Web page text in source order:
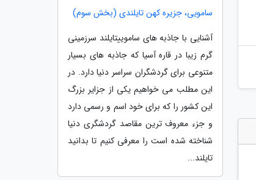
سامویی، جزیره کهن تایلندی (بخش سوم)
آشنایی با جاذبه های ساموییتایلند سرزمینی
گرم زیبا در قاره آسیا که جاذبه های بسیار
متنوعی برای گردشگران سراسر دنیا دارد. در
این مطلب می خواهیم یکی از جزایر بزرگ
این کشور را که برای خود اسم و رسمی دارد
و جزء معروف ترین مقاصد گردشگری دنیا
شناخته شده است را معرفی کنیم تا بدانید
تایلند...